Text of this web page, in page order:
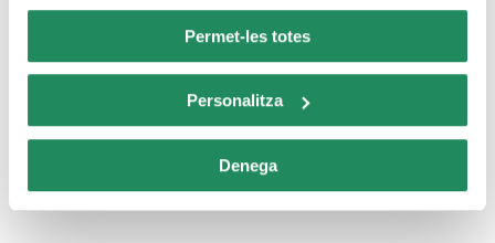
Permet-les totes
Personalitza
Denega